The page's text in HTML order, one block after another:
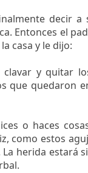
decir a
Entonces el
casa y le dijo:
y quitar
que quedaron
o haces
como estos
herida estará